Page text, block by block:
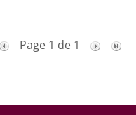
Page 1 de 1